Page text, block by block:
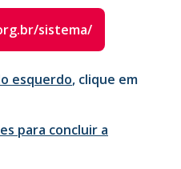
sistema/
esquerdo, clique em
para concluir a